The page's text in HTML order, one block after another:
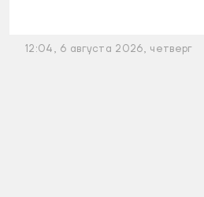
12:04, 6 августа 2026, четверг